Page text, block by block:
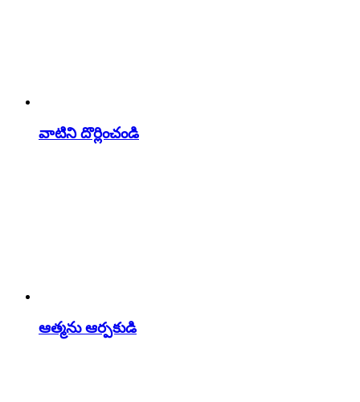
వాటిని దొర్లించండి
ఆత్మను ఆర్పకుడి